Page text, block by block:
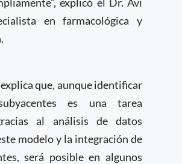
en farmacológica y
.
explica que, aunque identificar
es una tarea
al análisis de datos
modelo y la integración de
será posible en algunos